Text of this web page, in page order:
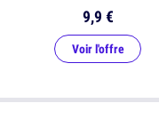
9,9 €
Voir l'offre